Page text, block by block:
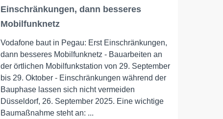
Einschränkungen, dann besseres
Mobilfunknetz
Vodafone baut in Pegau: Erst Einschränkungen,
dann besseres Mobilfunknetz - Bauarbeiten an
der örtlichen Mobilfunkstation von 29. September
bis 29. Oktober - Einschränkungen während der
Bauphase lassen sich nicht vermeiden
Düsseldorf, 26. September 2025. Eine wichtige
Baumaßnahme steht an: ...